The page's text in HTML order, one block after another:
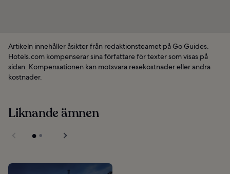
Artikeln innehåller åsikter från redaktionsteamet på Go Guides.
Hotels.com kompenserar sina författare för texter som visas på
sidan. Kompensationen kan motsvara resekostnader eller andra
kostnader.
Liknande ämnen